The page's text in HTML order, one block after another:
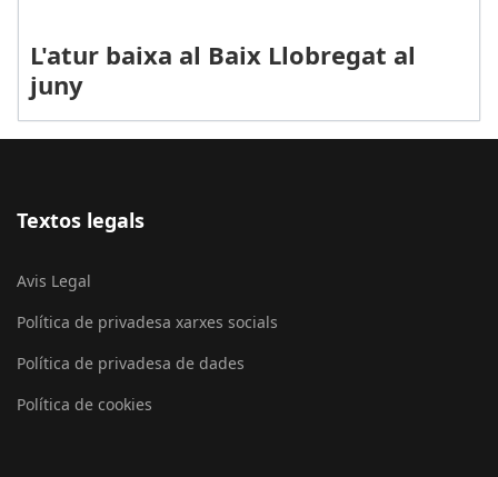
L'atur baixa al Baix Llobregat al
juny
Textos legals
Avis Legal
Política de privadesa xarxes socials
Política de privadesa de dades
Política de cookies